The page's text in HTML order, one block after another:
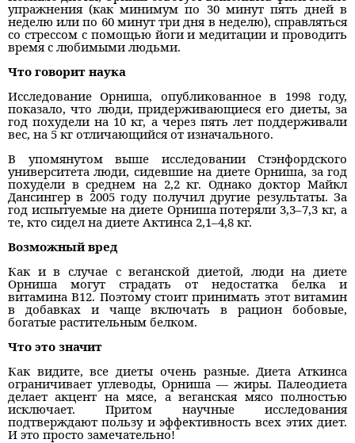
упражнения (как минимум по 30 минут пять дней в
неделю или по 60 минут три дня в неделю), справляться
со стрессом с помощью йоги и медитации и проводить
время с любимыми людьми.
Что говорит наука
Исследование Орниша, опубликованное в 1998 году,
показало, что люди, придерживающиеся его диеты, за
год похудели на 10 кг, а через пять лет поддерживали
вес, на 5 кг отличающийся от изначального.
В упомянутом выше исследовании Стэнфордского
университета люди, сидевшие на диете Орниша, за год
похудели в среднем на 2,2 кг. Однако доктор Майкл
Дансингер в 2005 году получил другие результаты. За
год испытуемые на диете Орниша потеряли 3,3–7,3 кг, а
те, кто сидел на диете Актинса 2,1–4,8 кг.
Возможный вред
Как и в случае с веганской диетой, люди на диете
Орниша могут страдать от недостатка белка и
витамина B12. Поэтому стоит принимать этот витамин
в добавках и чаще включать в рацион бобовые,
богатые растительным белком.
Что это значит
Как видите, все диеты очень разные. Диета Аткинса
ограничивает углеводы, Орниша — жиры. Палеодиета
делает акцент на мясе, а веганская мясо полностью
исключает. Притом научные исследования
подтверждают пользу и эффективность всех этих диет.
И это просто замечательно!